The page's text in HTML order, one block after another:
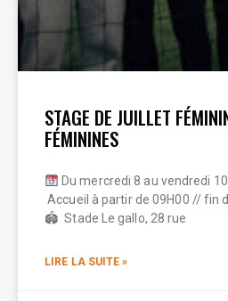
STAGE DE JUILLET
FÉMININES
Du mercredi 8 au vendredi
Accueil à partir de 09H00 // fin
🏟 Stade Le gallo, 28 rue
LIRE LA SUITE »